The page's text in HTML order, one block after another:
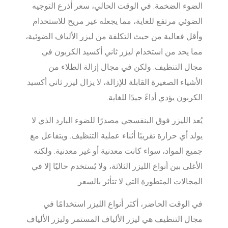
الضوء الضخمة. في الوقت الحالي، سعر أذرع التوجيه
الضوئي مرتفع للغاية، مما يجعله غير مريح للاستخدام
وأقل فعالية من حيث التكلفة من ليزر الألياف الضوئية،
مما يحد من استخدام ليزر ثاني أكسيد الكربون في
مجال التنظيف. ولكن في مجال إزالة الطلاء من
الأشياء الصغيرة القابلة للإزالة، لا يزال ليزر ثاني أكسيد
الكربون يؤدي أداءً جيدًا للغاية.
يُعد الليزر فوق البنفسجي مصدرًا للضوء البارد الذي لا
يولد أي حرارة تقريبًا أثناء عملية التنظيف. ويتفاعل مع
جميع المواد، سواء كانت معدنية أو غير معدنية. ولكنه
الأغلى بين أنواع الليزر الثلاثة، ولا يُستخدم حاليًا إلا في
المجالات المتطورة التي لا تتأثر بالسعر.
في الوقت الحاضر، أكثر أنواع الليزر استخدامًا في
مجال التنظيف هي ليزر الألياف المستمر وليزر الألياف